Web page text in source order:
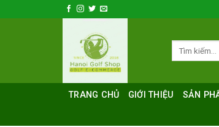
qua
TRANG CHỦ GIỚI THIỆU SẢN